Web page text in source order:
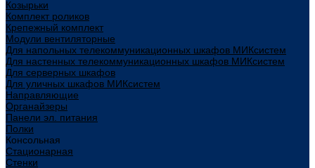
Козырьки
Комплект роликов
Крепежный комплект
Модули вентиляторные
Для напольных телекоммуникационных шкафов МИКсистем
Для настенных телекоммуникационных шкафов МИКсистем
Для серверных шкафов
Для уличных шкафов МИКсистем
Направляющие
Органайзеры
Панели эл. питания
Полки
Консольная
Стационарная
Стенки